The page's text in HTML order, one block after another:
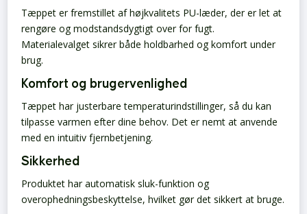
Tæppet er fremstillet af højkvalitets PU-læder, der er let at
rengøre og modstandsdygtigt over for fugt.
Materialevalget sikrer både holdbarhed og komfort under
brug.
Komfort og brugervenlighed
Tæppet har justerbare temperaturindstillinger, så du kan
tilpasse varmen efter dine behov. Det er nemt at anvende
med en intuitiv fjernbetjening.
Sikkerhed
Produktet har automatisk sluk-funktion og
overophedningsbeskyttelse, hvilket gør det sikkert at bruge.